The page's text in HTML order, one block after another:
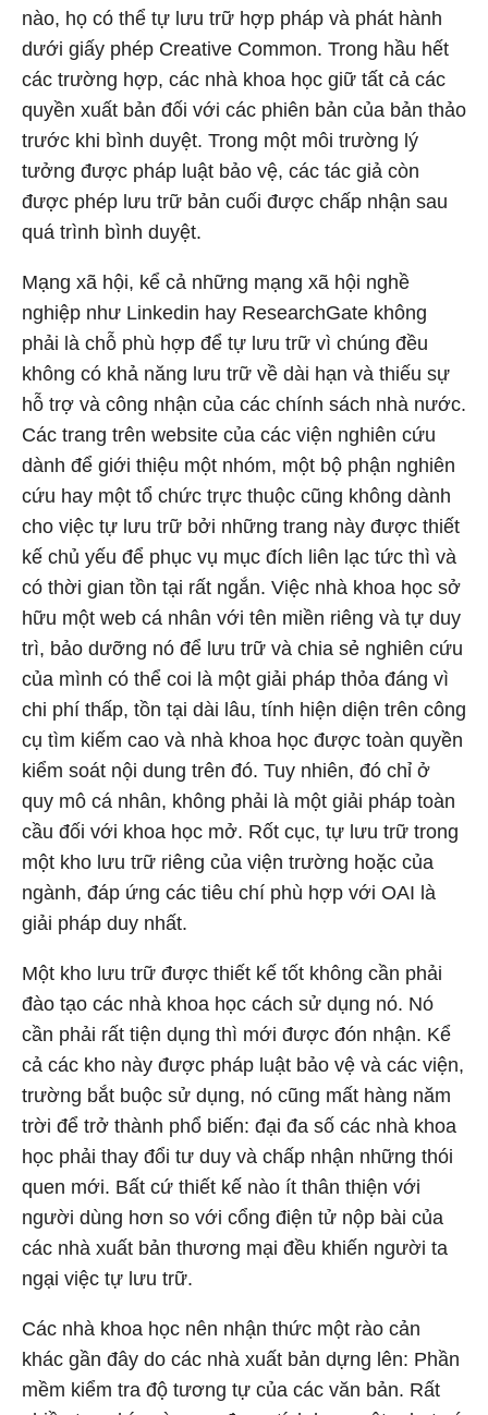
nào, họ có thể tự lưu trữ hợp pháp và phát hành
dưới giấy phép Creative Common. Trong hầu hết
các trường hợp, các nhà khoa học giữ tất cả các
quyền xuất bản đối với các phiên bản của bản thảo
trước khi bình duyệt. Trong một môi trường lý
tưởng được pháp luật bảo vệ, các tác giả còn
được phép lưu trữ bản cuối được chấp nhận sau
quá trình bình duyệt.
Mạng xã hội, kể cả những mạng xã hội nghề
nghiệp như Linkedin hay ResearchGate không
phải là chỗ phù hợp để tự lưu trữ vì chúng đều
không có khả năng lưu trữ về dài hạn và thiếu sự
hỗ trợ và công nhận của các chính sách nhà nước.
Các trang trên website của các viện nghiên cứu
dành để giới thiệu một nhóm, một bộ phận nghiên
cứu hay một tổ chức trực thuộc cũng không dành
cho việc tự lưu trữ bởi những trang này được thiết
kế chủ yếu để phục vụ mục đích liên lạc tức thì và
có thời gian tồn tại rất ngắn. Việc nhà khoa học sở
hữu một web cá nhân với tên miền riêng và tự duy
trì, bảo dưỡng nó để lưu trữ và chia sẻ nghiên cứu
của mình có thể coi là một giải pháp thỏa đáng vì
chi phí thấp, tồn tại dài lâu, tính hiện diện trên công
cụ tìm kiếm cao và nhà khoa học được toàn quyền
kiểm soát nội dung trên đó. Tuy nhiên, đó chỉ ở
quy mô cá nhân, không phải là một giải pháp toàn
cầu đối với khoa học mở. Rốt cục, tự lưu trữ trong
một kho lưu trữ riêng của viện trường hoặc của
ngành, đáp ứng các tiêu chí phù hợp với OAI là
giải pháp duy nhất.
Một kho lưu trữ được thiết kế tốt không cần phải
đào tạo các nhà khoa học cách sử dụng nó. Nó
cần phải rất tiện dụng thì mới được đón nhận. Kể
cả các kho này được pháp luật bảo vệ và các viện,
trường bắt buộc sử dụng, nó cũng mất hàng năm
trời để trở thành phổ biến: đại đa số các nhà khoa
học phải thay đổi tư duy và chấp nhận những thói
quen mới. Bất cứ thiết kế nào ít thân thiện với
người dùng hơn so với cổng điện tử nộp bài của
các nhà xuất bản thương mại đều khiến người ta
ngại việc tự lưu trữ.
Các nhà khoa học nên nhận thức một rào cản
khác gần đây do các nhà xuất bản dựng lên: Phần
mềm kiểm tra độ tương tự của các văn bản. Rất